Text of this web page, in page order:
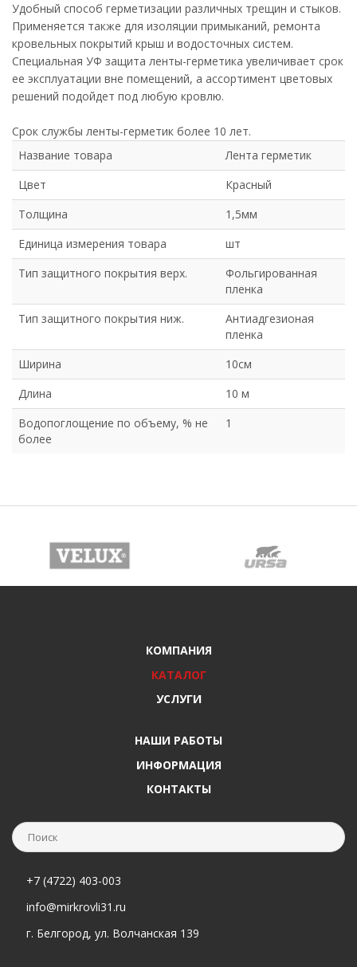
Удобный способ герметизации различных трещин и стыков.
Применяется также для изоляции примыканий, ремонта
кровельных покрытий крыш и водосточных систем.
Специальная УФ защита ленты-герметика увеличивает срок
ее эксплуатации вне помещений, а ассортимент цветовых
решений подойдет под любую кровлю.
Срок службы ленты-герметик более 10 лет.
Название товара
Лента герметик
Цвет
Красный
Толщина
1,5мм
Единица измерения товара
шт
Тип защитного покрытия верх.
Фольгированная
пленка
Тип защитного покрытия ниж.
Антиадгезионая
пленка
Ширина
10см
Длина
10 м
Водопоглощение по объему, % не
более
1
КОМПАНИЯ
КАТАЛОГ
УСЛУГИ
НАШИ РАБОТЫ
ИНФОРМАЦИЯ
КОНТАКТЫ
+7 (4722) 403-003
info@mirkrovli31.ru
г. Белгород, ул. Волчанская 139